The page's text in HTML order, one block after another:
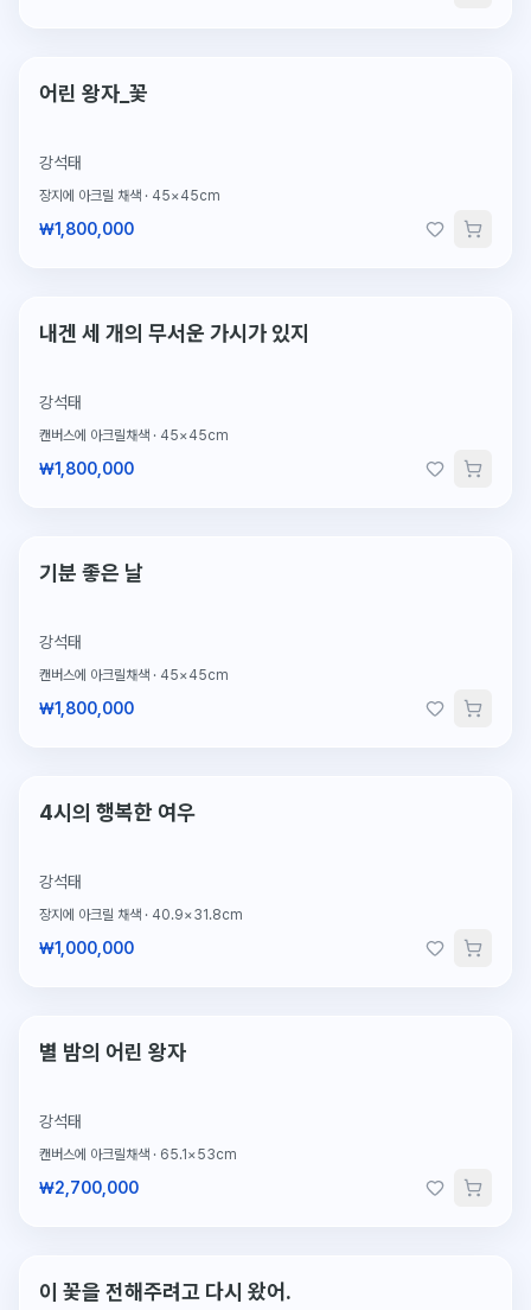
단 1점뿐인 원작
어린 왕자_꽃
강석태
장지에 아크릴 채색 · 45×45cm
₩1,800,000
단 1점뿐인 원작
내겐 세 개의 무서운 가시가 있지
강석태
캔버스에 아크릴채색 · 45×45cm
₩1,800,000
단 1점뿐인 원작
기분 좋은 날
강석태
캔버스에 아크릴채색 · 45×45cm
₩1,800,000
단 1점뿐인 원작
4시의 행복한 여우
강석태
장지에 아크릴 채색 · 40.9×31.8cm
₩1,000,000
단 1점뿐인 원작
별 밤의 어린 왕자
강석태
캔버스에 아크릴채색 · 65.1×53cm
₩2,700,000
단 1점뿐인 원작
이 꽃을 전해주려고 다시 왔어.